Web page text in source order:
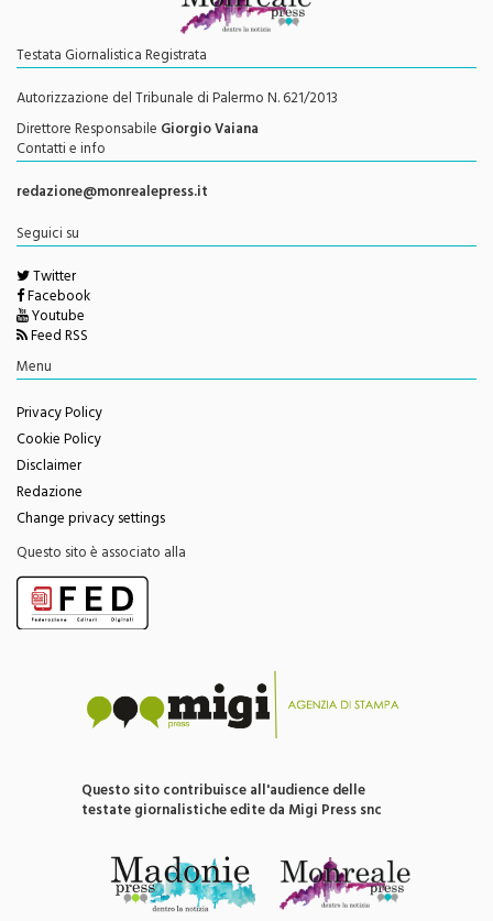
Testata Giornalistica Registrata
Autorizzazione del Tribunale di Palermo N. 621/2013
Direttore ResponsabileGiorgio Vaiana
Contatti e info
redazione@monrealepress.it
Twitter
Facebook
Youtube
Feed RSS
Menu
Privacy Policy
Cookie Policy
Disclaimer
Redazione
Change privacy settings
Questo sito è associato alla
testate giornalistiche edite da Migi Press snc